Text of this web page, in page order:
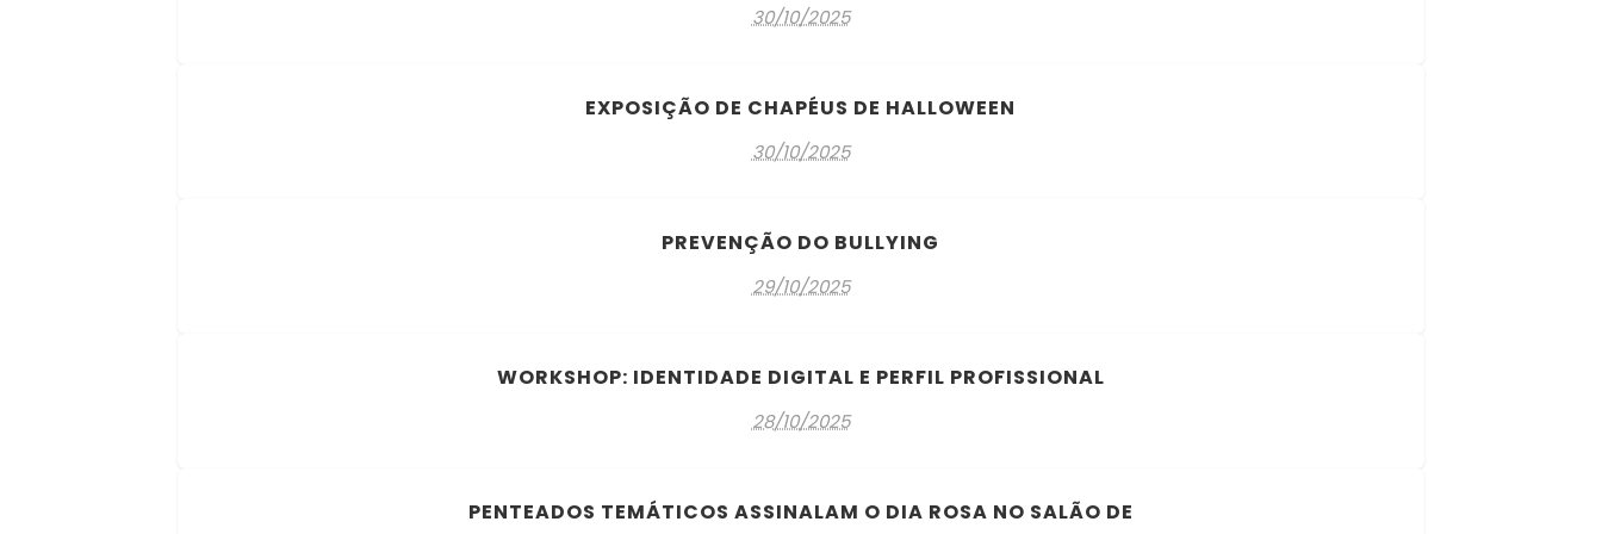
30/10/2025
EXPOSIÇÃO DE CHAPÉUS DE HALLOWEEN
30/10/2025
PREVENÇÃO DO BULLYING
29/10/2025
WORKSHOP: IDENTIDADE DIGITAL E PERFIL PROFISSIONAL
28/10/2025
PENTEADOS TEMÁTICOS ASSINALAM O DIA ROSA NO SALÃO DE